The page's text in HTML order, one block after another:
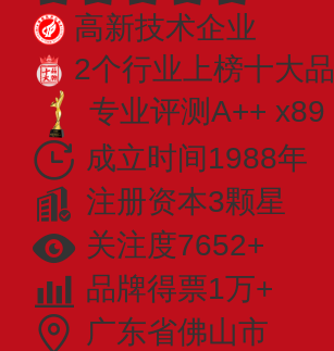
高新技术企业
2个行业上榜十大
专业​评测A++ x89
成立时间1988年
注册资本3颗星
关注度7652+
品牌得票1万+
广东省佛山市